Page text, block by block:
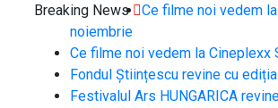
Breaking News
Ce filme noi vedem
noiembrie
Ce filme noi vedem la Cineplexx
Fondul Științescu revine cu
Festivalul Ars HUNGARICA